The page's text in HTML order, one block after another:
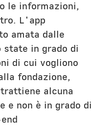
le informazioni,
L'app
amata dalle
state in grado di
di cui vogliono
fondazione,
alcuna
e non è in grado di